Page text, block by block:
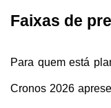
Faixas de
Para quem está
Cronos 2026